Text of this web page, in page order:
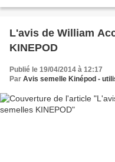
L'avis de William
KINEPOD
Publié le 19/04/2014 à 12:17
Par Avis semelle Kinépod -